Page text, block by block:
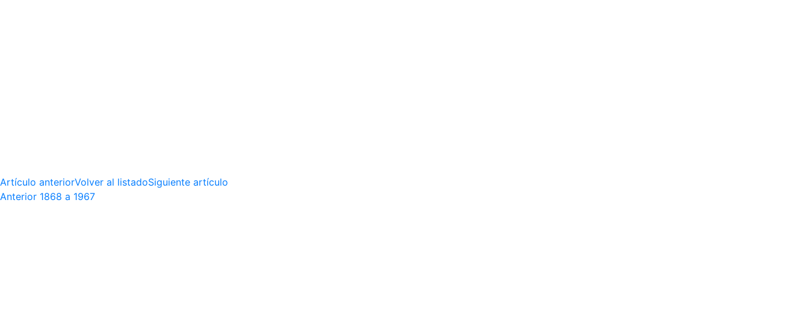
Artículo anteriorVolver al listadoSiguiente artículo
Anterior 1868 a 1967